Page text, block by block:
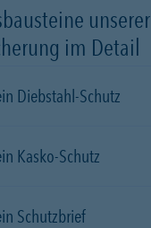
unserer
im Detail
Diebstahl-Schutz
Kasko-Schutz
Schutzbrief